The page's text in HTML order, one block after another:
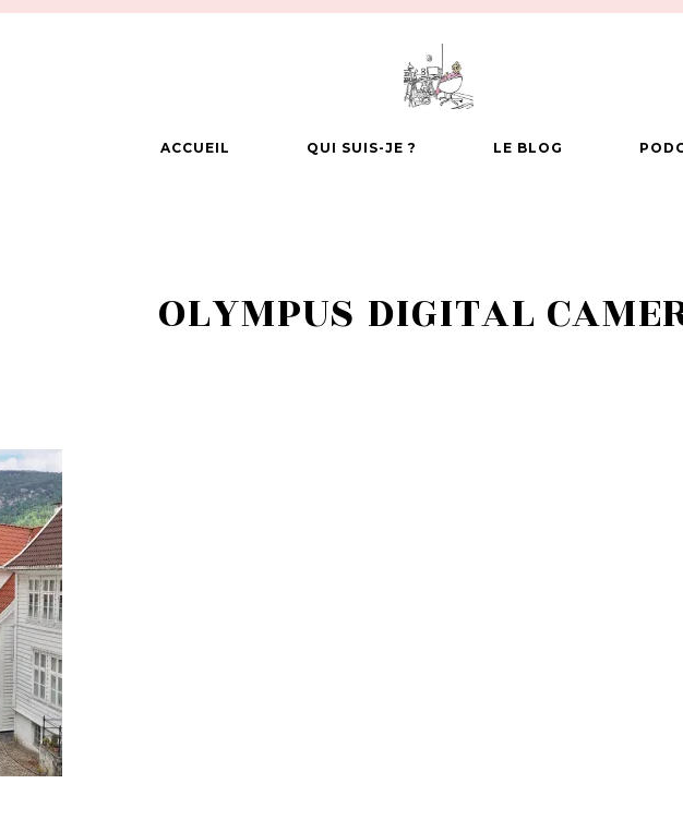
ACCUEIL QUI SUIS-JE ? LE BLOG
OLYMPUS DIGITAL